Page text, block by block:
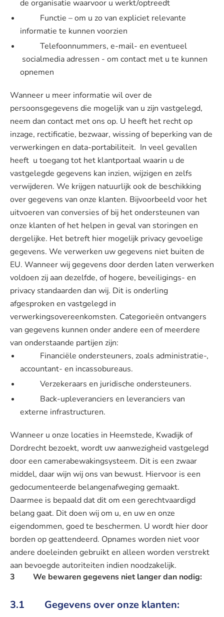
de organisatie waarvoor u werkt/optreedt
Functie – om u zo van expliciet relevante
informatie te kunnen voorzien
Telefoonnummers, e-mail- en eventueel
socialmedia adressen - om contact met u te kunnen
opnemen
Wanneer u meer informatie wil over de
persoonsgegevens die mogelijk van u zijn vastgelegd,
neem dan contact met ons op. U heeft het recht op
inzage, rectificatie, bezwaar, wissing of beperking van de
verwerkingen en data-portabiliteit. In veel gevallen
heeft u toegang tot het klantportaal waarin u de
vastgelegde gegevens kan inzien, wijzigen en zelfs
verwijderen. We krijgen natuurlijk ook de beschikking
over gegevens van onze klanten. Bijvoorbeeld voor het
uitvoeren van conversies of bij het ondersteunen van
onze klanten of het helpen in geval van storingen en
dergelijke. Het betreft hier mogelijk privacy gevoelige
gegevens. We verwerken uw gegevens niet buiten de
EU. Wanneer wij gegevens door derden laten verwerken
voldoen zij aan dezelfde, of hogere, beveiligings- en
privacy standaarden dan wij. Dit is onderling
afgesproken en vastgelegd in
verwerkingsovereenkomsten. Categorieën ontvangers
van gegevens kunnen onder andere een of meerdere
van onderstaande partijen zijn:
Financiële ondersteuners, zoals administratie-,
accountant- en incassobureaus.
Verzekeraars en juridische ondersteuners.
Back-upleveranciers en leveranciers van
externe infrastructuren.
Wanneer u onze locaties in Heemstede, Kwadijk of
Dordrecht bezoekt, wordt uw aanwezigheid vastgelegd
door een camerabewakingsysteem. Dit is een zwaar
middel, daar wijn wij ons van bewust. Hiervoor is een
gedocumenteerde belangenafweging gemaakt.
Daarmee is bepaald dat dit om een gerechtvaardigd
belang gaat. Dit doen wij om u, en uw en onze
eigendommen, goed te beschermen. U wordt hier door
borden op geattendeerd. Opnames worden niet voor
andere doeleinden gebruikt en alleen worden verstrekt
aan bevoegde autoriteiten indien noodzakelijk.
3 We bewaren gegevens niet langer dan nodig:
3.1 Gegevens over onze klanten: